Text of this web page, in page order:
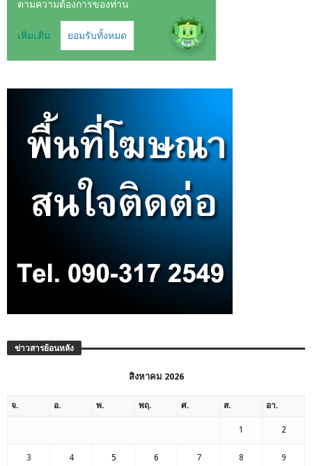
ข่าวสารย้อนหลัง
สิงหาคม 2026
จ. อ. พ. พฤ. ศ. ส. อา.
1 2
3 4 5 6 7 8 9